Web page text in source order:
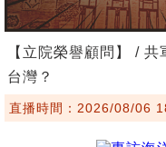
【立院榮譽顧問】 /
台灣？
直播時間：2026/08/06